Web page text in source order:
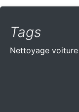
Tags
Nettoyage